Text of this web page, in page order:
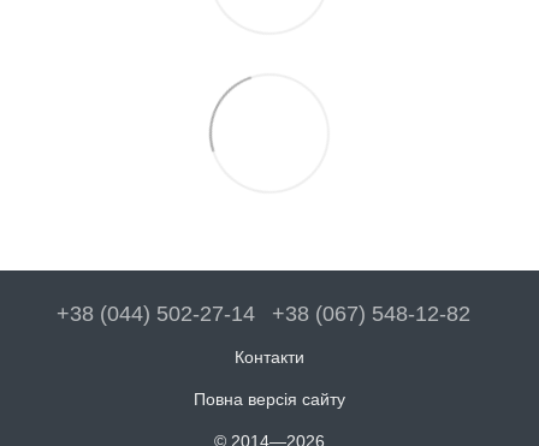
+38 (044) 502-27-14 +38 (067) 548-12-82
Контакти
Повна версія сайту
© 2014—2026